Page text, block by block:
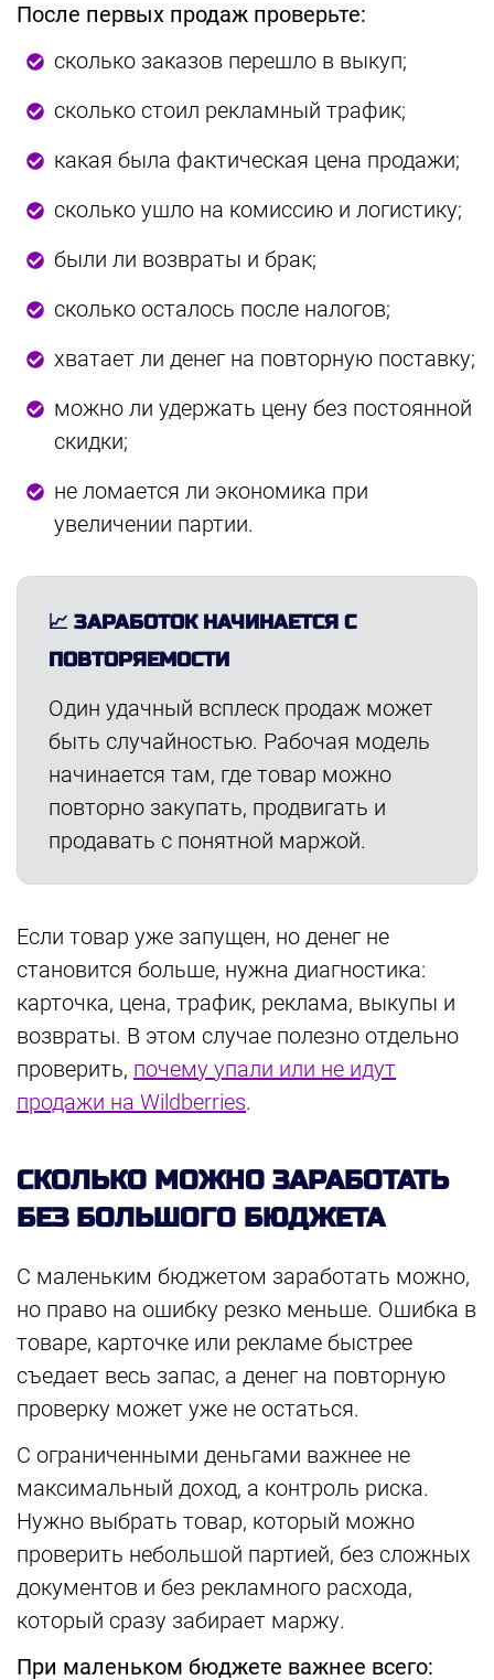
После первых продаж проверьте:
сколько заказов перешло в выкуп;
сколько стоил рекламный трафик;
какая была фактическая цена продажи;
сколько ушло на комиссию и логистику;
были ли возвраты и брак;
сколько осталось после налогов;
хватает ли денег на повторную поставку;
можно ли удержать цену без постоянной
скидки;
не ломается ли экономика при
увеличении партии.
📈 ЗАРАБОТОК НАЧИНАЕТСЯ С
ПОВТОРЯЕМОСТИ
Один удачный всплеск продаж может
быть случайностью. Рабочая модель
начинается там, где товар можно
повторно закупать, продвигать и
продавать с понятной маржой.
Если товар уже запущен, но денег не
становится больше, нужна диагностика:
карточка, цена, трафик, реклама, выкупы и
возвраты. В этом случае полезно отдельно
проверить, почему упали или не идут
продажи на Wildberries.
СКОЛЬКО МОЖНО ЗАРАБОТАТЬ
БЕЗ БОЛЬШОГО БЮДЖЕТА
С маленьким бюджетом заработать можно,
но право на ошибку резко меньше. Ошибка в
товаре, карточке или рекламе быстрее
съедает весь запас, а денег на повторную
проверку может уже не остаться.
С ограниченными деньгами важнее не
максимальный доход, а контроль риска.
Нужно выбрать товар, который можно
проверить небольшой партией, без сложных
документов и без рекламного расхода,
который сразу забирает маржу.
При маленьком бюджете важнее всего: